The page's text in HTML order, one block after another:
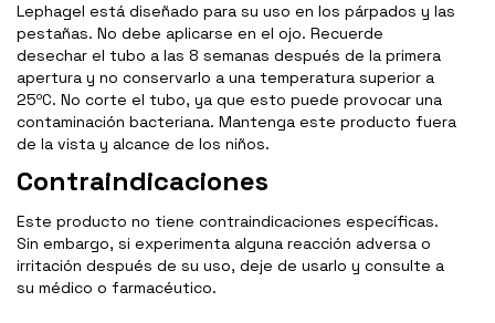
Lephagel está diseñado para su uso en los párpados y las
pestañas. No debe aplicarse en el ojo. Recuerde
desechar el tubo a las 8 semanas después de la primera
apertura y no conservarlo a una temperatura superior a
25ºC. No corte el tubo, ya que esto puede provocar una
contaminación bacteriana. Mantenga este producto fuera
de la vista y alcance de los niños.
Contraindicaciones
Este producto no tiene contraindicaciones específicas.
Sin embargo, si experimenta alguna reacción adversa o
irritación después de su uso, deje de usarlo y consulte a
su médico o farmacéutico.